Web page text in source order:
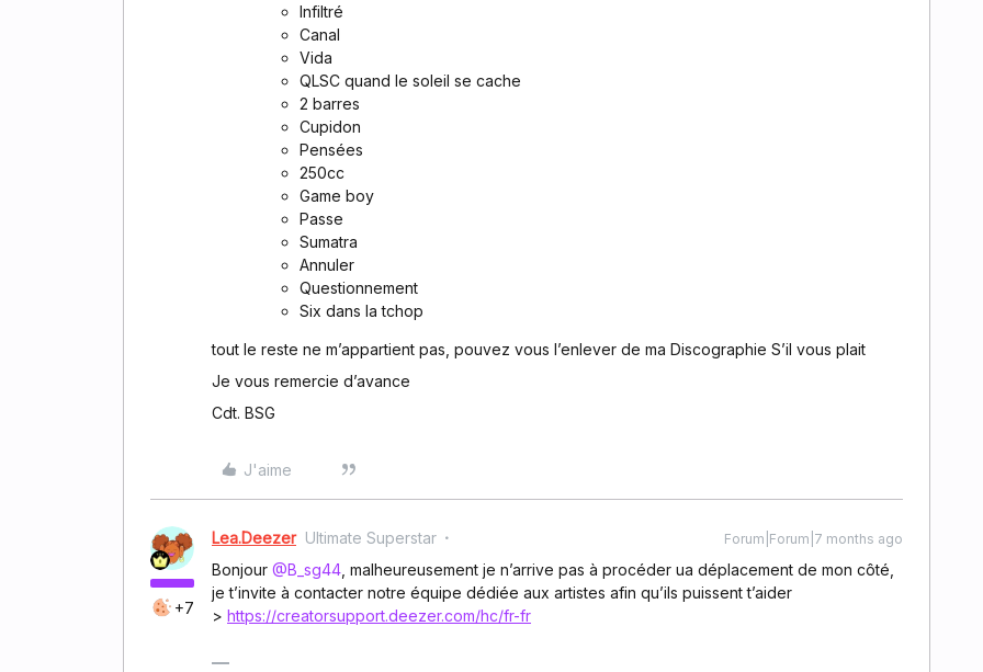
Infiltré
Canal
Vida
QLSC quand le soleil se cache
2 barres
Cupidon
Pensées
250cc
Game boy
Passe
Sumatra
Annuler
Questionnement
Six dans la tchop
tout le reste ne m’appartient pas, pouvez vous l’enlever de ma Discographie S’il vous plait
Je vous remercie d’avance
Cdt. BSG
J'aime
+7
Lea.Deezer Ultimate Superstar Forum|Forum|7 months ago
Bonjour ​ @B_sg44 , malheureusement je n’arrive pas à procéder ua déplacement de mon côté,
je t’invite à contacter notre équipe dédiée aux artistes afin qu’ils puissent t’aider
> https://creatorsupport.deezer.com/hc/fr-fr